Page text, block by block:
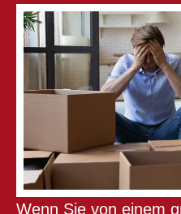
Wenn Sie von einem